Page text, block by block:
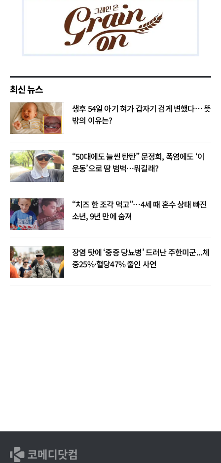
최신 뉴스
생후 54일 아기 혀가 갑자기 검게 변했다… 뜻
밖의 이유는?
“50대에도 늘씬 탄탄” 문정희, 폭염에도 ‘이
운동’으로 땀 범벅…뭐길래?
“치즈 한 조각 먹고”…4세 때 혼수 상태 빠진
소년, 9년 만에 숨져
장염 탓에 ‘중증 당뇨병’ 드러난 주한미군...체
중25%·혈당47% 줄인 사연